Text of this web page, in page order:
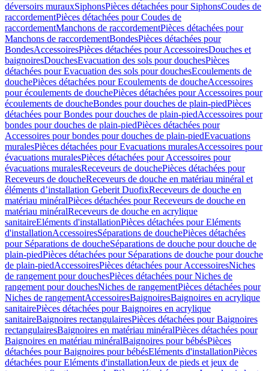
déversoirs murauxSiphonsPièces détachées pour SiphonsCoudes de
raccordementPièces détachées pour Coudes de
raccordementManchons de raccordementPièces détachées pour
Manchons de raccordementBondesPièces détachées pour
BondesAccessoiresPièces détachées pour AccessoiresDouches et
baignoiresDouchesEvacuation des sols pour douchesPièces
détachées pour Evacuation des sols pour douchesEcoulements de
douchePièces détachées pour Ecoulements de doucheAccessoires
pour écoulements de douchePièces détachées pour Accessoires pour
écoulements de doucheBondes pour douches de plain-piedPièces
détachées pour Bondes pour douches de plain-piedAccessoires pour
bondes pour douches de plain-piedPièces détachées pour
Accessoires pour bondes pour douches de plain-piedEvacuations
muralesPièces détachées pour Evacuations muralesAccessoires pour
évacuations muralesPièces détachées pour Accessoires pour
évacuations muralesReceveurs de douchePièces détachées pour
Receveurs de doucheReceveurs de douche en matériau minéral et
éléments d’installation Geberit DuofixReceveurs de douche en
matériau minéralPièces détachées pour Receveurs de douche en
matériau minéralReceveurs de douche en acrylique
sanitaireEléments d'installationPièces détachées pour Eléments
d'installationAccessoiresSéparations de douchePièces détachées
pour Séparations de doucheSéparations de douche pour douche de
plain-piedPièces détachées pour Séparations de douche pour douche
de plain-piedAccessoiresPièces détachées pour AccessoiresNiches
de rangement pour douchesPièces détachées pour Niches de
rangement pour douchesNiches de rangementPièces détachées pour
Niches de rangementAccessoiresBaignoiresBaignoires en acrylique
sanitairePièces détachées pour Baignoires en acrylique
sanitaireBaignoires rectangulairesPièces détachées pour Baignoires
rectangulairesBaignoires en matériau minéralPièces détachées pour
Baignoires en matériau minéralBaignoires pour bébésPièces
détachées pour Baignoires pour bébésEléments d'installationPièces
détachées pour Eléments d'installationJeux de pieds et jeux de